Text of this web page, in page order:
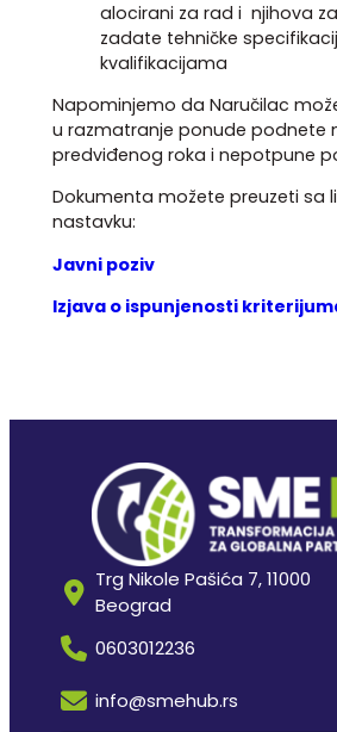
alocirani za rad i njihova
zadate tehničke
kvalifikacijama
Napominjemo da Naručilac
u razmatranje ponude podnete
predviđenog roka i nepotpune
Dokumenta možete preuzeti sa
nastavku:
Javni poziv
Izjava o ispunjenosti
Trg Nikole Pašića 7, 11000
Beograd
0603012236
info@smehub.rs